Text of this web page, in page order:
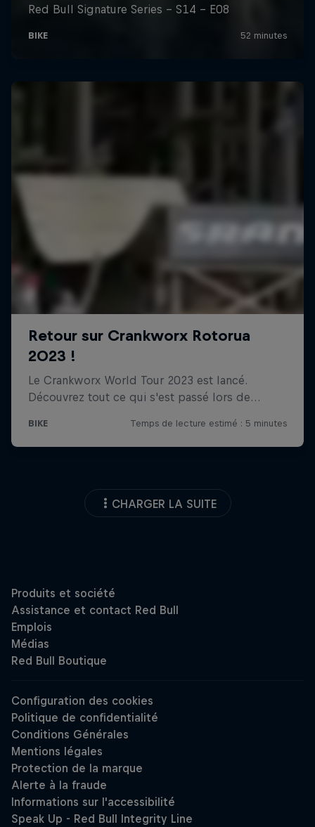
CHARGER LA SUITE